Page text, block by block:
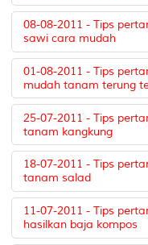
08-08-2011 - Tips
sawi cara mudah
01-08-2011 - Tips
mudah tanam terung
25-07-2011 - Tips
tanam kangkung
18-07-2011 - Tips
tanam salad
11-07-2011 - Tips
hasilkan baja kompos